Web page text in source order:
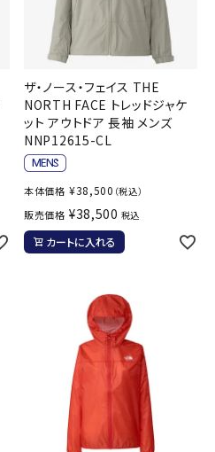
ザ・ノース・フェイス THE
NORTH FACE トレッドジャケ
ット アウトドア 長袖 メンズ
NNP12615-CL
本体価格 ¥38,500 （税込）
販売価格 ¥38,500 税込
カートに入れる